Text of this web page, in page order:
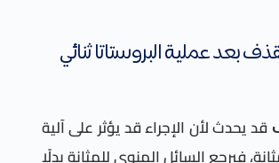
بعد عملية البروستاتا ثنائي
قد يحدث لأن الإجراء قد يؤثر على آلية
فيرجع السائل المنوي للمثانة بدلًا